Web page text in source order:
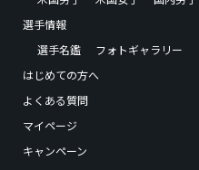
選手情報
選手名鑑
フォトギャラリー
はじめての方へ
よくある質問
マイページ
キャンペーン